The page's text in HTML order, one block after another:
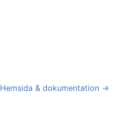
Hemsida & dokumentation →